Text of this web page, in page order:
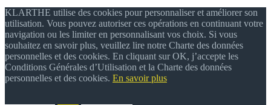
KLARTHE utilise des cookies pour personnaliser et améliorer son
utilisation. Vous pouvez autoriser ces opérations en continuant votre
navigation ou les limiter en personnalisant vos choix. Si vous
souhaitez en savoir plus, veuillez lire notre Charte des données
personnelles et des cookies. En cliquant sur OK, j’accepte les
Conditions Générales d’Utilisation et la Charte des données
personnelles et des cookies. En savoir plus